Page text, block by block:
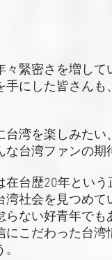
緊密さを増して
手にした皆さん
湾を楽しみたい
な台湾ファンの
台歴20年とい
湾社会を見つめ
らない好青年で
にこだわった台